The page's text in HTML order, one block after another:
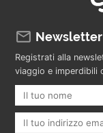
Newsletter
Registrati alla
viaggio e imperdibili